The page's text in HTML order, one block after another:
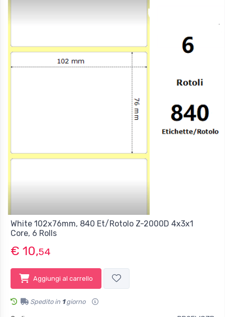
White 102x76mm, 840 Et/Rotolo Z-2000D 4x3x1
Core, 6 Rolls
€ 10,54
Aggiungi al carrello
Spedito in 1giorno